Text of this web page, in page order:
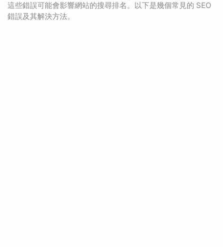
這些錯誤可能會影響網站的搜尋排名。以下是幾個常見的 SEO
錯誤及其解決方法。